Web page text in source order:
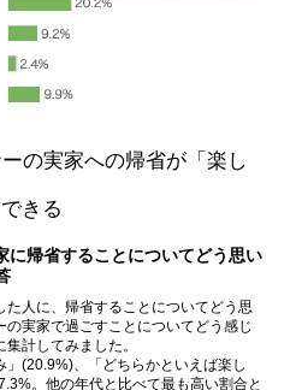
の実家への帰省が「楽し
きる
に帰省することについてどう思い
人に、帰省することについてどう思
実家で過ごすことについてどう感じ
計してみました。
(20.9%)、「どちらかといえば楽し
。他の年代と比べて最も高い割合と